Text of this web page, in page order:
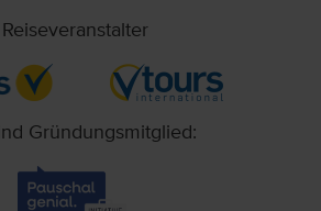
Reiseveranstalter
Gründungsmitglied: